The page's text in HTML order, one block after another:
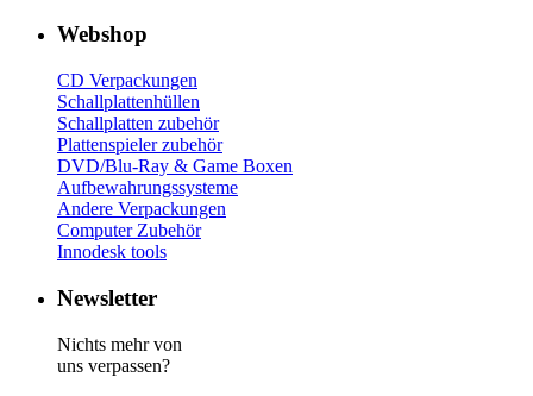
Webshop
CD Verpackungen
Schallplattenhüllen
Schallplatten zubehör
Plattenspieler zubehör
DVD/Blu-Ray & Game Boxen
Aufbewahrungssysteme
Andere Verpackungen
Computer Zubehör
Innodesk tools
Newsletter
Nichts mehr von
uns verpassen?